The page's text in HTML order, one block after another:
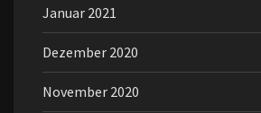
Januar 2021
Dezember 2020
November 2020